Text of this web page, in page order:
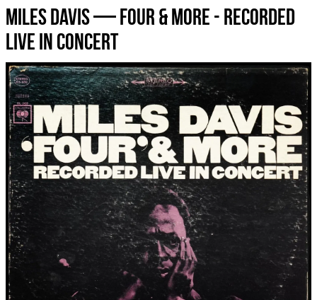
Miles Davis — Four & More - Recorded
Live In Concert